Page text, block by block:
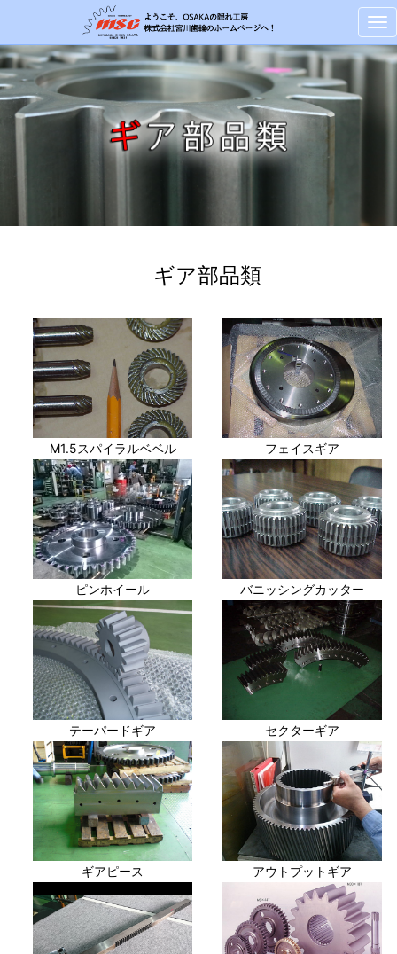
ギア部品類
M1.5スパイラルベベル フェイスギア
ピンホイール バニッシングカッター
テーパードギア セクターギア
ギアピース アウトプットギア